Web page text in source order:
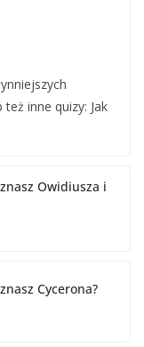
inne quizy: Jak
Owidiusza i
Cycerona?